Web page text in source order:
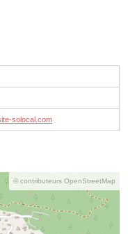
solocal.com
© contributeurs OpenStreetMap